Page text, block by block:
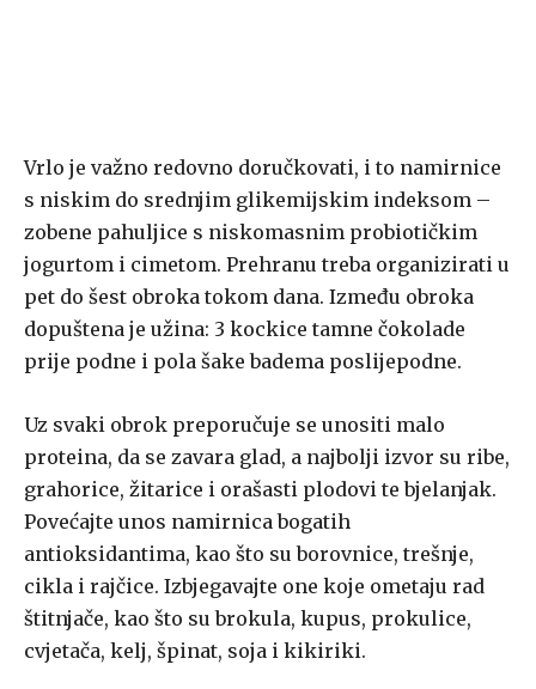
Vrlo je važno redovno doručkovati, i to namirnice
s niskim do srednjim glikemijskim indeksom –
zobene pahuljice s niskomasnim probiotičkim
jogurtom i cimetom. Prehranu treba organizirati u
pet do šest obroka tokom dana. Između obroka
dopuštena je užina: 3 kockice tamne čokolade
prije podne i pola šake badema poslijepodne.
Uz svaki obrok preporučuje se unositi malo
proteina, da se zavara glad, a najbolji izvor su ribe,
grahorice, žitarice i orašasti plodovi te bjelanjak.
Povećajte unos namirnica bogatih
antioksidantima, kao što su borovnice, trešnje,
cikla i rajčice. Izbjegavajte one koje ometaju rad
štitnjače, kao što su brokula, kupus, prokulice,
cvjetača, kelj, špinat, soja i kikiriki.